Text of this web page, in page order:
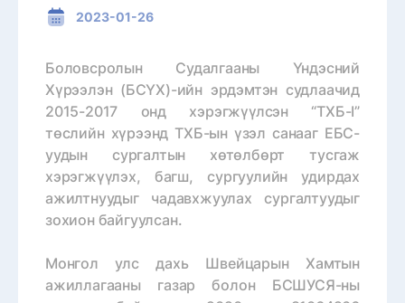
2023-01-26
Боловсролын Судалгааны Үндэсний
Хүрээлэн (БСҮХ)-ийн эрдэмтэн судлаачид
2015-2017 онд хэрэгжүүлсэн “ТХБ-I”
төслийн хүрээнд ТХБ-ын үзэл санааг ЕБС-
уудын сургалтын хөтөлбөрт тусгаж
хэрэгжүүлэх, багш, сургуулийн удирдах
ажилтнуудыг чадавхжуулах сургалтуудыг
зохион байгуулсан.
Монгол улс дахь Швейцарын Хамтын
ажиллагааны газар болон БСШУСЯ-ны